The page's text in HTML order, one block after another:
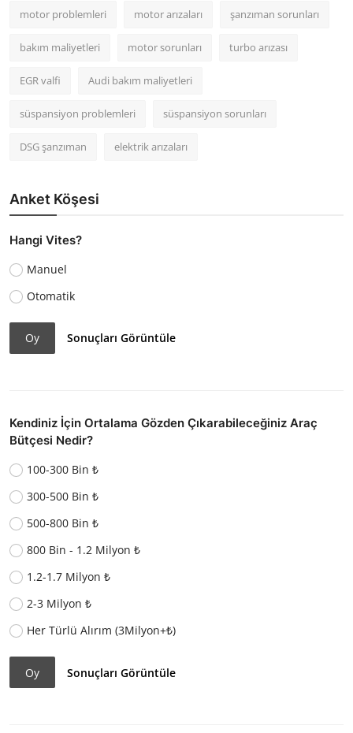
motor problemleri motor arızaları şanzıman sorunları
bakım maliyetleri motor sorunları turbo arızası
EGR valfi Audi bakım maliyetleri
süspansiyon problemleri süspansiyon sorunları
DSG şanzıman elektrik arızaları
Anket Köşesi
Hangi Vites?
Manuel
Otomatik
Oy Sonuçları Görüntüle
Kendiniz İçin Ortalama Gözden Çıkarabileceğiniz Araç
Bütçesi Nedir?
100-300 Bin ₺
300-500 Bin ₺
500-800 Bin ₺
800 Bin - 1.2 Milyon ₺
1.2-1.7 Milyon ₺
2-3 Milyon ₺
Her Türlü Alırım (3Milyon+₺)
Oy Sonuçları Görüntüle